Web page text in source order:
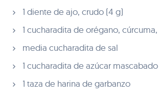
1 diente de ajo, crudo (4 g)
1 cucharadita de orégano,
media cucharadita de sal
1 cucharadita de azúcar
1 taza de harina de garbanzo